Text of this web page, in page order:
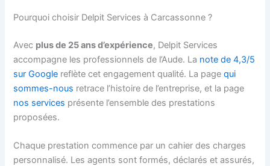
Pourquoi choisir Delpit Services à Carcassonne ?
Avec plus de 25 ans d’expérience, Delpit Services
accompagne les professionnels de l’Aude. La note de 4,3/5
sur Google reflète cet engagement qualité. La pagequi
sommes-nous retrace l’histoire de l’entreprise, et la page
nos services présente l’ensemble des prestations
proposées.
Chaque prestation commence par un cahier des charges
personnalisé. Les agents sont formés, déclarés et assurés,